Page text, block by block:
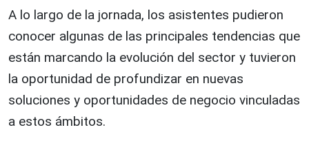
A lo largo de la jornada, los asistentes pudieron
conocer algunas de las principales tendencias que
están marcando la evolución del sector y tuvieron
la oportunidad de profundizar en nuevas
soluciones y oportunidades de negocio vinculadas
a estos ámbitos.